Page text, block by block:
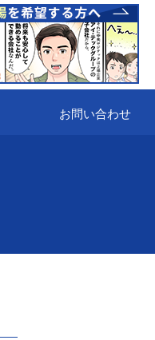
お問い合わせ